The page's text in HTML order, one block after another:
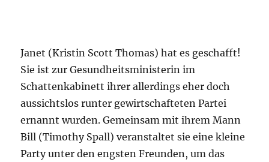
Janet (Kristin Scott Thomas) hat es geschafft!
Sie ist zur Gesundheitsministerin im
Schattenkabinett ihrer allerdings eher doch
aussichtslos runter gewirtschafteten Partei
ernannt wurden. Gemeinsam mit ihrem Mann
Bill (Timothy Spall) veranstaltet sie eine kleine
Party unter den engsten Freunden, um das